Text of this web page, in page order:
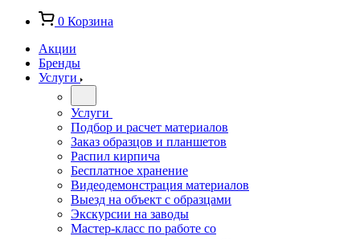
0 Корзина
Акции
Бренды
Услуги
Услуги
Подбор и расчет материалов
Заказ образцов и планшетов
Распил кирпича
Бесплатное хранение
Видеодемонстрация материалов
Выезд на объект с образцами
Экскурсии на заводы
Мастер-класс по работе со